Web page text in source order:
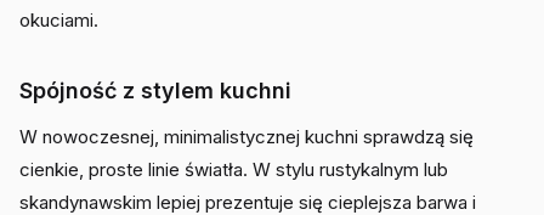
okuciami.
Spójność z stylem kuchni
W nowoczesnej, minimalistycznej kuchni sprawdzą się
cienkie, proste linie światła. W stylu rustykalnym lub
skandynawskim lepiej prezentuje się cieplejsza barwa i